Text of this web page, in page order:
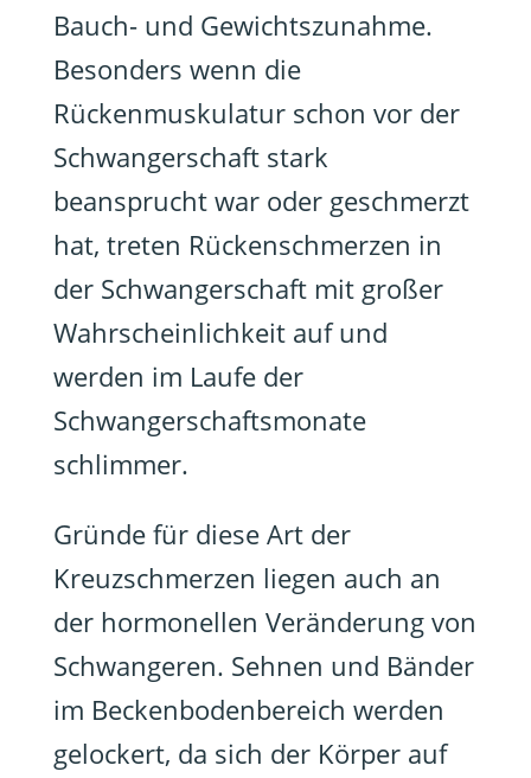
Bauch- und Gewichtszunahme.
Besonders wenn die
Rückenmuskulatur schon vor der
Schwangerschaft stark
beansprucht war oder geschmerzt
hat, treten Rückenschmerzen in
der Schwangerschaft mit großer
Wahrscheinlichkeit auf und
werden im Laufe der
Schwangerschaftsmonate
schlimmer.
Gründe für diese Art der
Kreuzschmerzen liegen auch an
der hormonellen Veränderung von
Schwangeren. Sehnen und Bänder
im Beckenbodenbereich werden
gelockert, da sich der Körper auf